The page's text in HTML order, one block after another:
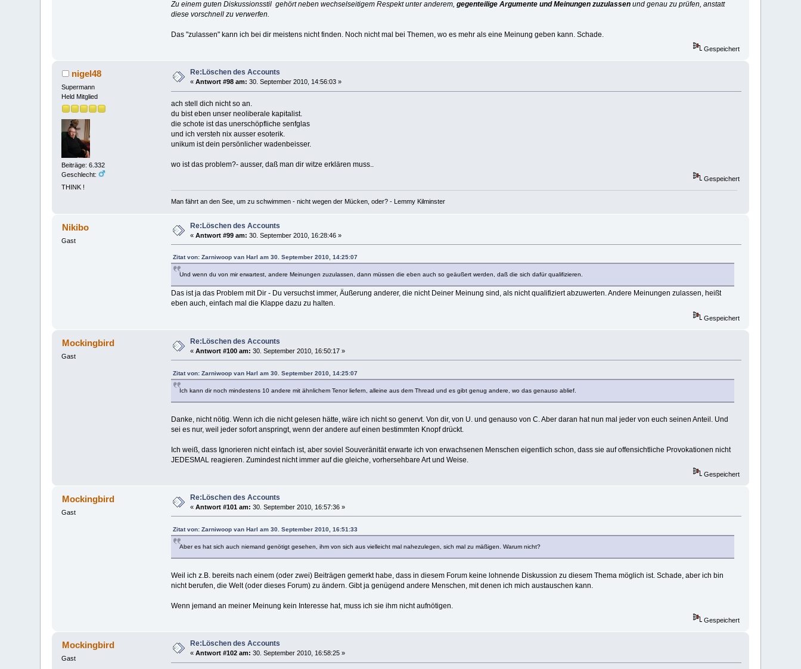
Zu einem guten Diskussionsstil gehört neben wechselseitigem Respekt unter anderem, gegenteilige Argumente und Meinungen zuzulassen und genau zu prüfen, anstatt
diese vorschnell zu verwerfen.
Das "zulassen" kann ich bei dir meistens nicht finden. Noch nicht mal bei Themen, wo es mehr als eine Meinung geben kann. Schade.
Gespeichert
nigel48
Supermann
Held Mitglied
Beiträge: 6.332
Geschlecht:
THINK !
Re:Löschen des Accounts
«Antwort #98 am: 30. September 2010, 14:56:03 »
ach stell dich nicht so an.
du bist eben unser neoliberale kapitalist.
die schote ist das unerschöpfliche senfglas
und ich versteh nix ausser esoterik.
unikum ist dein persönlicher wadenbeisser.
wo ist das problem?- ausser, daß man dir witze erklären muss..
Gespeichert
Man fährt an den See, um zu schwimmen - nicht wegen der Mücken, oder? - Lemmy Kilminster
Nikibo
Gast
Re:Löschen des Accounts
«Antwort #99 am: 30. September 2010, 16:28:46 »
Zitat von: Zarniwoop van Harl am 30. September 2010, 14:25:07
Und wenn du von mir erwartest, andere Meinungen zuzulassen, dann müssen die eben auch so geäußert werden, daß die sich dafür qualifizieren.
Das ist ja das Problem mit Dir - Du versuchst immer, Äußerung anderer, die nicht Deiner Meinung sind, als nicht qualifiziert abzuwerten. Andere Meinungen zulassen, heißt
eben auch, einfach mal die Klappe dazu zu halten.
Gespeichert
Mockingbird
Gast
Re:Löschen des Accounts
«Antwort #100 am: 30. September 2010, 16:50:17 »
Zitat von: Zarniwoop van Harl am 30. September 2010, 14:25:07
Ich kann dir noch mindestens 10 andere mit ähnlichem Tenor liefern, alleine aus dem Thread und es gibt genug andere, wo das genauso ablief.
Danke, nicht nötig. Wenn ich die nicht gelesen hätte, wäre ich nicht so genervt. Von dir, von U. und genauso von C. Aber daran hat nun mal jeder von euch seinen Anteil. Und
sei es nur, weil jeder sofort anspringt, wenn der andere auf einen bestimmten Knopf drückt.
Ich weiß, dass Ignorieren nicht einfach ist, aber soviel Souveränität erwarte ich von erwachsenen Menschen eigentlich schon, dass sie auf offensichtliche Provokationen nicht
JEDESMAL reagieren. Zumindest nicht immer auf die gleiche, vorhersehbare Art und Weise.
Gespeichert
Mockingbird
Gast
Re:Löschen des Accounts
«Antwort #101 am: 30. September 2010, 16:57:36 »
Zitat von: Zarniwoop van Harl am 30. September 2010, 16:51:33
Aber es hat sich auch niemand genötigt gesehen, ihm von sich aus vielleicht mal nahezulegen, sich mal zu mäßigen. Warum nicht?
Weil ich z.B. bereits nach einem (oder zwei) Beiträgen gemerkt habe, dass in diesem Forum keine lohnende Diskussion zu diesem Thema möglich ist. Schade, aber ich bin
nicht berufen, die Welt (oder dieses Forum) zu ändern. Gibt ja genügend andere Menschen, mit denen ich mich austauschen kann.
Wenn jemand an meiner Meinung kein Interesse hat, muss ich sie ihm nicht aufnötigen.
Gespeichert
Mockingbird
Gast
Re:Löschen des Accounts
«Antwort #102 am: 30. September 2010, 16:58:25 »